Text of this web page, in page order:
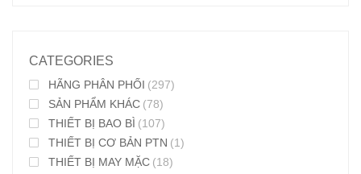
CATEGORIES
HÃNG PHÂN PHỐI (297)
SẢN PHẨM KHÁC (78)
THIẾT BỊ BAO BÌ (107)
THIẾT BỊ CƠ BẢN PTN (1)
THIẾT BỊ MAY MẶC (18)